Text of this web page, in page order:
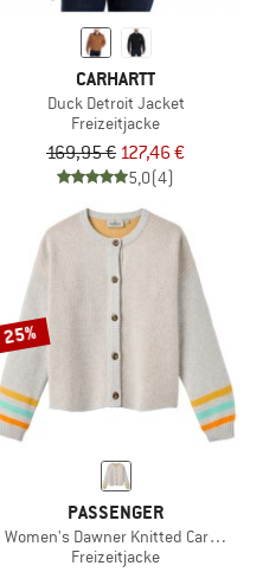
CARHARTT
Duck Detroit Jacket
Freizeitjacke
169,95 € 127,46 €
5,0(4)
25%
PASSENGER
Women's Dawner Knitted Cardigan
Freizeitjacke